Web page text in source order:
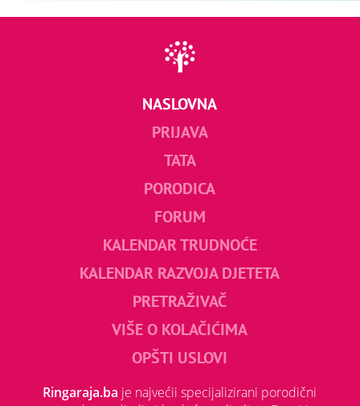
NASLOVNA
PRIJAVA
TATA
PORODICA
FORUM
KALENDAR TRUDNOĆE
KALENDAR RAZVOJA DJETETA
PRETRAŽIVAČ
VIŠE O KOLAČIĆIMA
OPŠTI USLOVI
Ringaraja.ba je najvećii specijalizirani porodični